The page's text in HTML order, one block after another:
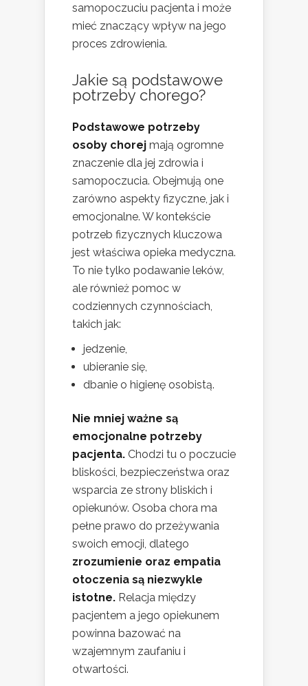
samopoczuciu pacjenta i może
mieć znaczący wpływ na jego
proces zdrowienia.
Jakie są podstawowe
potrzeby chorego?
Podstawowe potrzeby
osoby chorej mają ogromne
znaczenie dla jej zdrowia i
samopoczucia. Obejmują one
zarówno aspekty fizyczne, jak i
emocjonalne. W kontekście
potrzeb fizycznych kluczowa
jest właściwa opieka medyczna.
To nie tylko podawanie leków,
ale również pomoc w
codziennych czynnościach,
takich jak:
jedzenie,
ubieranie się,
dbanie o higienę osobistą.
Nie mniej ważne są
emocjonalne potrzeby
pacjenta. Chodzi tu o poczucie
bliskości, bezpieczeństwa oraz
wsparcia ze strony bliskich i
opiekunów. Osoba chora ma
pełne prawo do przeżywania
swoich emocji, dlatego
zrozumienie oraz empatia
otoczenia są niezwykle
istotne. Relacja między
pacjentem a jego opiekunem
powinna bazować na
wzajemnym zaufaniu i
otwartości.